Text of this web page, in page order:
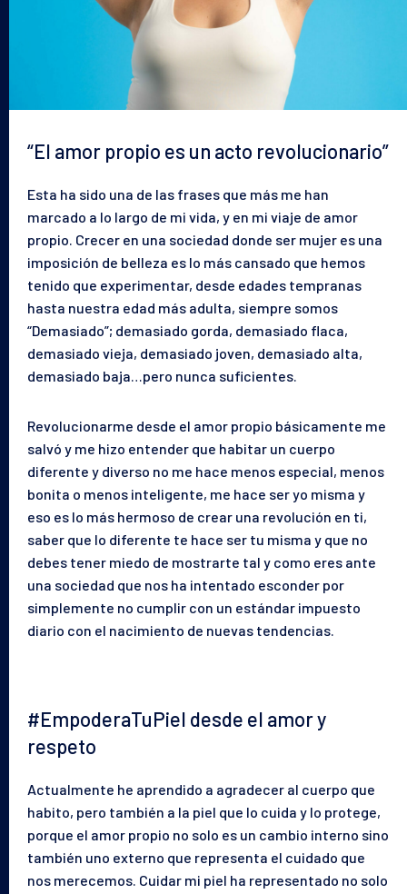
“El amor propio es un acto revolucionario”
Esta ha sido una de las frases que más me han
marcado a lo largo de mi vida, y en mi viaje de amor
propio. Crecer en una sociedad donde ser mujer es una
imposición de belleza es lo más cansado que hemos
tenido que experimentar, desde edades tempranas
hasta nuestra edad más adulta, siempre somos
“Demasiado”; demasiado gorda, demasiado flaca,
demasiado vieja, demasiado joven, demasiado alta,
demasiado baja…pero nunca suficientes.
Revolucionarme desde el amor propio básicamente me
salvó y me hizo entender que habitar un cuerpo
diferente y diverso no me hace menos especial, menos
bonita o menos inteligente, me hace ser yo misma y
eso es lo más hermoso de crear una revolución en ti,
saber que lo diferente te hace ser tu misma y que no
debes tener miedo de mostrarte tal y como eres ante
una sociedad que nos ha intentado esconder por
simplemente no cumplir con un estándar impuesto
diario con el nacimiento de nuevas tendencias.
#EmpoderaTuPiel desde el amor y
respeto
Actualmente he aprendido a agradecer al cuerpo que
habito, pero también a la piel que lo cuida y lo protege,
porque el amor propio no solo es un cambio interno sino
también uno externo que representa el cuidado que
nos merecemos. Cuidar mi piel ha representado no solo